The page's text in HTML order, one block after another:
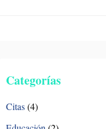
Categorías
Citas(4)